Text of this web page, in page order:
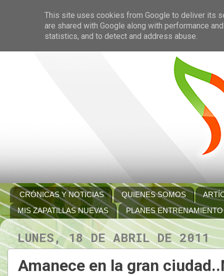
CRÓNICAS Y NOTICIAS QUIENES SOMOS
MIS ZAPATILLAS NUEVAS
PLANES ENTRENAMIENTO
LUNES, 18 DE ABRIL DE 2011
Amanece en la gran
This site uses cookies from Google to deliver its
are shared with Google along with performance
statistics, and to detect and address abuse.